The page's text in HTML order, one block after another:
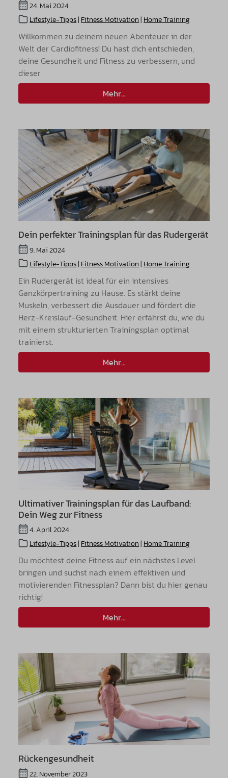
24. Mai 2024
Lifestyle-Tipps|Fitness Motivation|Home Training
Willkommen zu deinem neuen Abenteuer in der
Welt der Cardiofitness! Du hast dich entschieden,
deine Gesundheit und Fitness zu verbessern, und
dieser
Mehr...
Dein perfekter Trainingsplan für das Rudergerät
9. Mai 2024
Lifestyle-Tipps| Fitness Motivation| Home Training
Ein Rudergerät ist ideal für ein intensives
Ganzkörpertraining zu Hause. Es stärkt deine
Muskeln, verbessert die Ausdauer und fördert die
Herz-Kreislauf-Gesundheit. Hier erfährst du, wie du
mit einem strukturierten Trainingsplan optimal
trainierst.
Mehr...
Ultimativer Trainingsplan für das Laufband:
Dein Weg zur Fitness
4. April 2024
Lifestyle-Tipps|Fitness Motivation|Home Training
Du möchtest deine Fitness auf ein nächstes Level
bringen und suchst nach einem effektiven und
motivierenden Fitnessplan? Dann bist du hier genau
richtig!
Mehr...
Rückengesundheit
22. November 2023